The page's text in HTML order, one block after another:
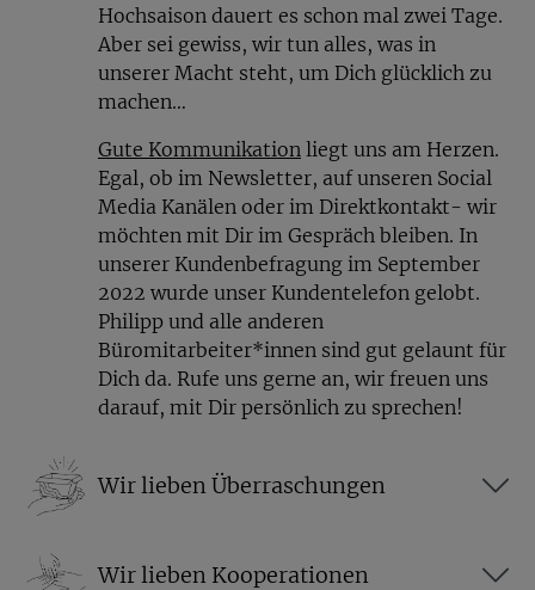
Hochsaison dauert es schon mal zwei Tage.
Aber sei gewiss, wir tun alles, was in
unserer Macht steht, um Dich glücklich zu
machen…
Gute Kommunikation liegt uns am Herzen.
Egal, ob im Newsletter, auf unseren Social
Media Kanälen oder im Direktkontakt- wir
möchten mit Dir im Gespräch bleiben. In
unserer Kundenbefragung im September
2022 wurde unser Kundentelefon gelobt.
Philipp und alle anderen
Büromitarbeiter*innen sind gut gelaunt für
Dich da. Rufe uns gerne an, wir freuen uns
darauf, mit Dir persönlich zu sprechen!
Wir lieben Überraschungen
Wir lieben Kooperationen